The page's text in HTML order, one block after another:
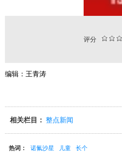
评分
编辑：王青涛
相关栏目： 整点新闻
热词： 诺氟沙星 儿童 长个